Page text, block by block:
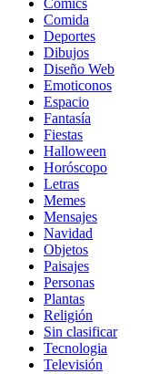
Cómics
Comida
Deportes
Dibujos
Diseño Web
Emoticonos
Espacio
Fantasía
Fiestas
Halloween
Horóscopo
Letras
Memes
Mensajes
Navidad
Objetos
Paisajes
Personas
Plantas
Religión
Sin clasificar
Tecnologia
Televisión